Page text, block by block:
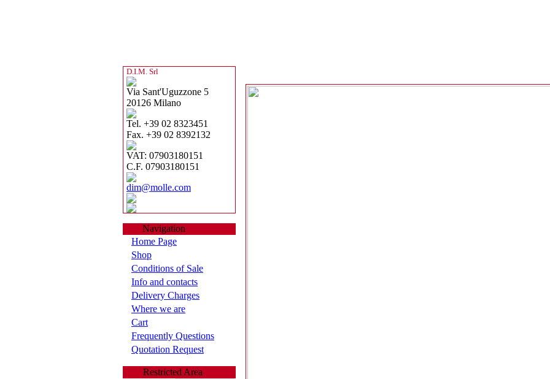
D.I.M. Srl
Via Sant'Uguzzone 5
20126 Milano
Tel. +39 02 8323451
Fax. +39 02 8392132
VAT: 07903180151
C.F. 07903180151
dim@molle.com
Navigation
Home Page
Shop
Conditions of Sale
Info and contacts
Delivery Charges
Where we are
Cart
Frequently Questions
Quotation Request
Restricted Area